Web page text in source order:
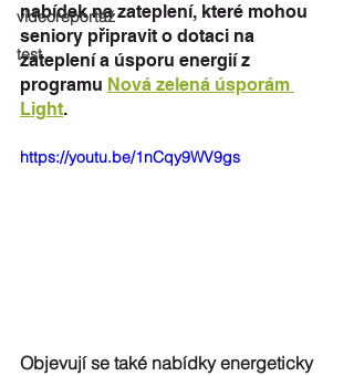
videoreportáž
test
nabídek na zateplení, které mohou
seniory připravit o dotaci na
zateplení a úsporu energií z
programu Nová zelená úsporám
Light.
https://youtu.be/1nCqy9WV9gs
Objevují se také nabídky energeticky